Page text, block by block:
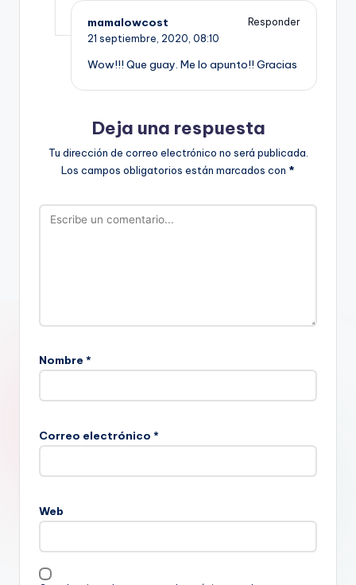
mamalowcost
Responder
21 septiembre, 2020, 08:10
Wow!!! Que guay. Me lo apunto!! Gracias
Deja una respuesta
Tu dirección de correo electrónico no será publicada.
Los campos obligatorios están marcados con *
Nombre *
Correo electrónico *
Web